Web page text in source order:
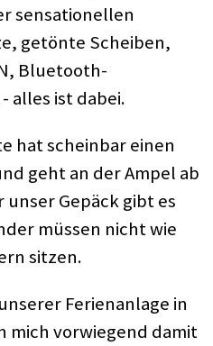
sensationellen
getönte Scheiben,
Bluetooth-
alles ist dabei.
hat scheinbar einen
geht an der Ampel ab
Gepäck gibt es
müssen nicht wie
sitzen.
Ferienanlage in
mich vorwiegend damit